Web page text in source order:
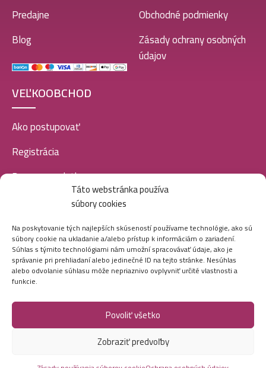
Táto webstránka používa
súbory cookies
Na poskytovanie tých najlepších skúseností používame technológie, ako sú
súbory cookie na ukladanie a/alebo prístup k informáciám o zariadení.
Súhlas s týmito technológiami nám umožní spracovávať údaje, ako je
správanie pri prehliadaní alebo jedinečné ID na tejto stránke. Nesúhlas
alebo odvolanie súhlasu môže nepriaznivo ovplyvniť určité vlastnosti a
funkcie.
Povoliť všetko
Zobraziť predvoľby
Predajne
Blog
Obchodné podmienky
Zásady ochrany osobných
údajov
VEĽKOOBCHOD
Ako postupovať
Registrácia
Doprava a platba
SOCIÁLNE SIETE
Marei.sk - Všetky práva vyhradené - 2026
Vytvorila digitálna agentúraAmetica.